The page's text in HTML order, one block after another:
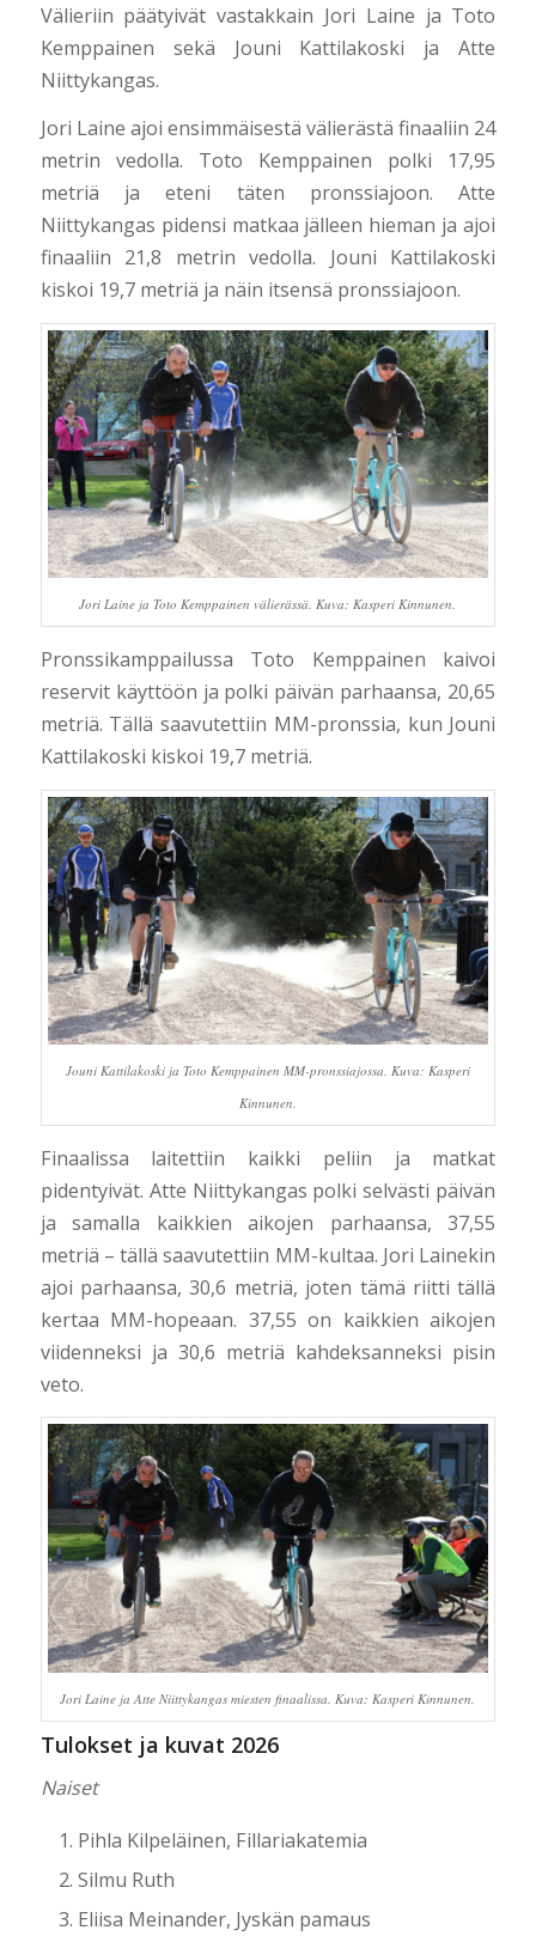
Välieriin päätyivät vastakkain Jori Laine ja Toto
Kemppainen sekä Jouni Kattilakoski ja Atte
Niittykangas.
Jori Laine ajoi ensimmäisestä välierästä finaaliin 24
metrin vedolla. Toto Kemppainen polki 17,95
metriä ja eteni täten pronssiajoon. Atte
Niittykangas pidensi matkaa jälleen hieman ja ajoi
finaaliin 21,8 metrin vedolla. Jouni Kattilakoski
kiskoi 19,7 metriä ja näin itsensä pronssiajoon.
Jori Laine ja Toto Kemppainen välierässä. Kuva: Kasperi Kinnunen.
Pronssikamppailussa Toto Kemppainen kaivoi
reservit käyttöön ja polki päivän parhaansa, 20,65
metriä. Tällä saavutettiin MM-pronssia, kun Jouni
Kattilakoski kiskoi 19,7 metriä.
Jouni Kattilakoski ja Toto Kemppainen MM-pronssiajossa. Kuva: Kasperi
Kinnunen.
Finaalissa laitettiin kaikki peliin ja matkat
pidentyivät. Atte Niittykangas polki selvästi päivän
ja samalla kaikkien aikojen parhaansa, 37,55
metriä – tällä saavutettiin MM-kultaa. Jori Lainekin
ajoi parhaansa, 30,6 metriä, joten tämä riitti tällä
kertaa MM-hopeaan. 37,55 on kaikkien aikojen
viidenneksi ja 30,6 metriä kahdeksanneksi pisin
veto.
Jori Laine ja Atte Niittykangas miesten finaalissa. Kuva: Kasperi Kinnunen.
Tulokset ja kuvat 2026
Naiset
Pihla Kilpeläinen, Fillariakatemia
Silmu Ruth
Eliisa Meinander, Jyskän pamaus